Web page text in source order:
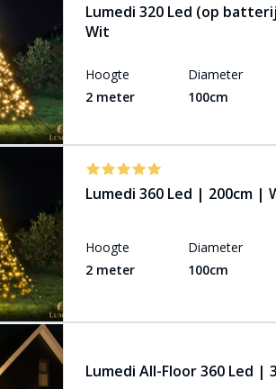
Lumedi 320 Led (op
Wit
Hoogte
2 meter
Diameter
100cm
Lumedi 360 Led | 200cm |
Hoogte
2 meter
Diameter
100cm
Lumedi All-Floor 360 Led |